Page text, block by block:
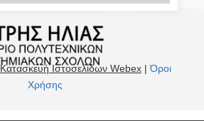
Κατασκευή Ιστοσελίδων Webex |Όροι
Χρήσης